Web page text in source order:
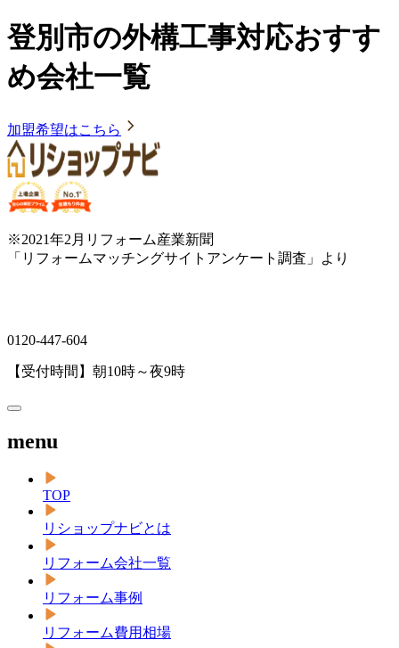
登別市の外構工事対応おすす
め会社一覧
加盟希望はこちら
※2021年2月リフォーム産業新聞
「リフォームマッチングサイトアンケート調査」より
0120-447-604
【受付時間】朝10時～夜9時
menu
TOP
リショップナビとは
リフォーム会社一覧
リフォーム事例
リフォーム費用相場